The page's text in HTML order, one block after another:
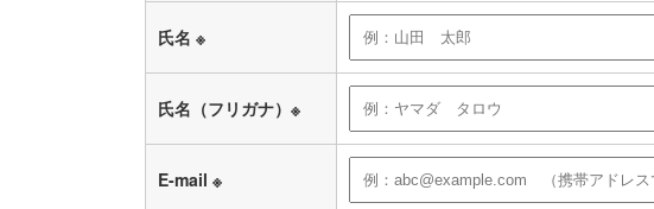
氏名 ※
氏名（フリガナ） ※
E-mail ※